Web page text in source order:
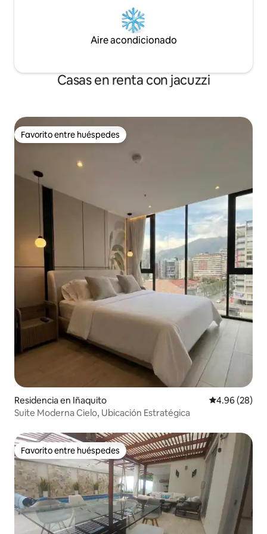
Aire acondicionado
Casas en renta con jacuzzi
Favorito entre huéspedes
Favorito entre huéspedes
Residencia en Iñaquito Calificación
4.96 (28)
Suite Moderna Cielo, Ubicación Estratégica
Favorito entre huéspedes
Favorito entre huéspedes